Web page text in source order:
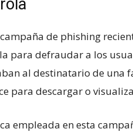
de phishing‌
para defraudar a‍ los‌
al destinatario ⁤de‍ una
para descargar ⁣o
empleada en esta